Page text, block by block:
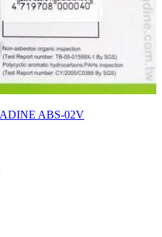
ABS-02V